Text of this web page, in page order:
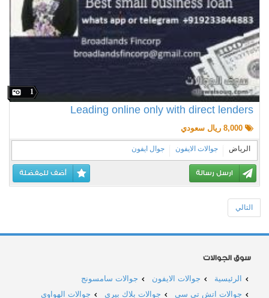
1
Leading online only with direct lenders
الرياض جوالات الايفون جوال ايفون
ارسل رسالة أضف للمفضلة
التالي
سوق الجوالات
الرئيسية جوالات الايفون
جوالات سامسونج
جوالات اتش تي سي
جوالات بلاك بيري جوالات الهواوي